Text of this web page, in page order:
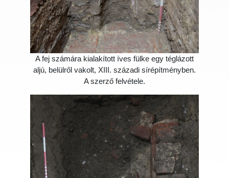
A fej számára kialakított íves fülke egy téglázott
aljú, belülről vakolt, XIII. századi sírépítményben.
A szerző felvétele.